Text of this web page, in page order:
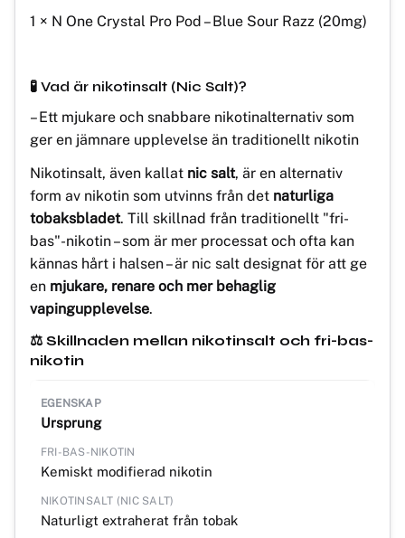
1 × N One Crystal Pro Pod – Blue Sour Razz (20mg)
🧪 Vad är nikotinsalt (Nic Salt)?
– Ett mjukare och snabbare nikotinalternativ som
ger en jämnare upplevelse än traditionellt nikotin
Nikotinsalt, även kallat nic salt, är en alternativ
form av nikotin som utvinns från det naturliga
tobaksbladet. Till skillnad från traditionellt "fri-
bas"-nikotin – som är mer processat och ofta kan
kännas hårt i halsen – är nic salt designat för att ge
en mjukare, renare och mer behaglig
vapingupplevelse.
⚖️ Skillnaden mellan nikotinsalt och fri-bas-
nikotin
Ursprung
Kemiskt modifierad nikotin
Naturligt extraherat från tobak